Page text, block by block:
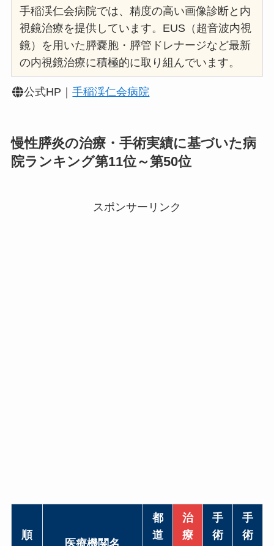
手稲渓仁会病院では、精度の高い画像診断と内
視鏡治療を提供しています。EUS（超音波内視
鏡）を用いた膵嚢胞・膵管ドレナージなど最新
の内視鏡治療に積極的に取り組んでいます。
公式HP｜手稲渓仁会病院
慢性膵炎の治療・手術実績に基づいた病
院ランキング第11位～第50位
スポンサーリンク
順
都
道
治
療
手
術
手
術